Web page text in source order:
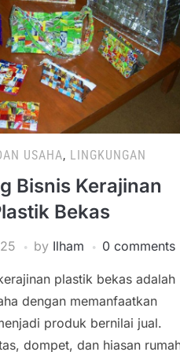
USAHA, LINGKUNGAN
Bisnis Kerajinan
Bekas
by Ilham 0 comments
plastik bekas adalah
dengan memanfaatkan
produk bernilai jual.
dompet, dan hiasan